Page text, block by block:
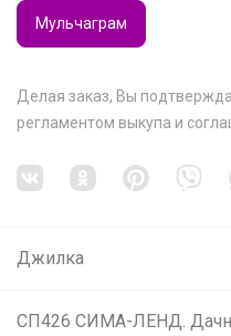
Мульчаграм
Делая заказ, Вы
регламентом выкупа и
Джилка
СП426 СИМА-ЛЕНД.